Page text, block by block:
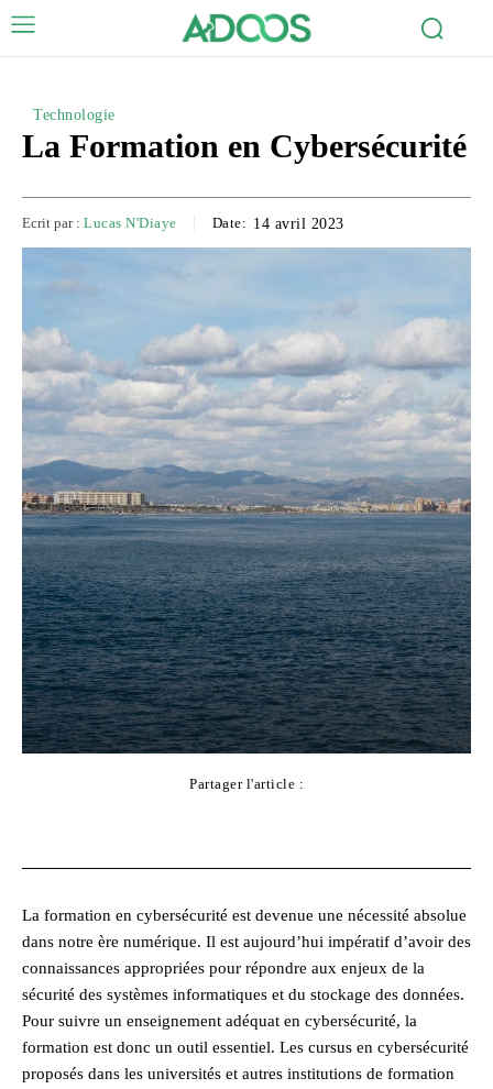
Technologie
La Formation en Cybersécurité
Ecrit par : Lucas N'Diaye Date: 14 avril 2023
Partager l'article :
La formation en cybersécurité est devenue une nécessité absolue
dans notre ère numérique. Il est aujourd’hui impératif d’avoir des
connaissances appropriées pour répondre aux enjeux de la
sécurité des systèmes informatiques et du stockage des données.
Pour suivre un enseignement adéquat en cybersécurité, la
formation est donc un outil essentiel. Les cursus en cybersécurité
proposés dans les universités et autres institutions de formation